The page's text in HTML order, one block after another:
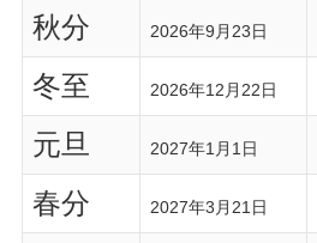
秋分 2026年9月23日
冬至
2026年12月22日
元旦
2027年1月1日
春分
2027年3月21日